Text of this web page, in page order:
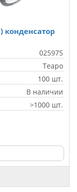
конденсатор
025975
Teapo
100 шт.
В наличии
>1000 шт.